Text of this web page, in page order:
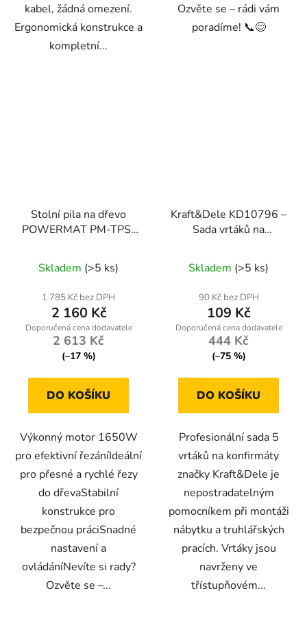
kabel, žádná omezení.
Ergonomická konstrukce a
kompletní...
Ozvěte se – rádi vám
poradíme! 📞😊
Stolní pila na dřevo
POWERMAT PM-TPS-
Skladem (>5 ks)
1 785 Kč bez DPH
2 160 Kč
2 613 Kč
(–17 %)
DO KOŠÍKU
Výkonný motor 1650W
pro efektivní řezáníIdeální
pro přesné a rychlé řezy
do dřevaStabilní
konstrukce pro
bezpečnou práciSnadné
nastavení a
ovládáníNevíte si rady?
Ozvěte se –...
Kraft&Dele KD10796 –
Sada vrtáků na
Skladem (>5 ks)
90 Kč bez DPH
109 Kč
444 Kč
(–75 %)
DO KOŠÍKU
Profesionální sada 5
vrtáků na konfirmáty
značky Kraft&Dele je
nepostradatelným
pomocníkem při montáži
nábytku a truhlářských
pracích. Vrtáky jsou
navrženy ve
třístupňovém...